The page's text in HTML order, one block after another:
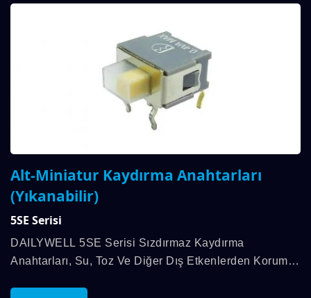
Alt-Miniatur Kaydırma Anahtarları
(Yıkanabilir)
5SE Serisi
DAILYWELL 5SE Serisi Sızdırmaz Kaydırma
Anahtarları, Su, Toz Ve Diğer Dış Etkenlerden Koruma